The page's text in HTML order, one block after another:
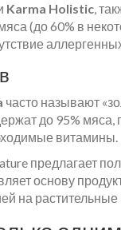
Karma Holistic,
(до 60% в
часто называют
до 95%
витамины.
предлагает
основу
на